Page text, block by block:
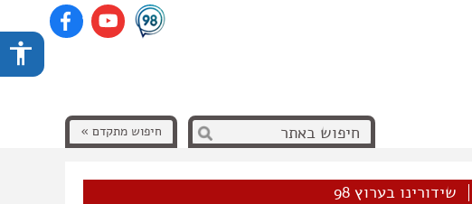
חיפוש מתקדם »
שידורינו בערוץ 98